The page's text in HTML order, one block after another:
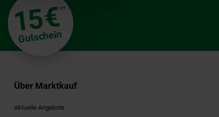
15€**
Gutschein
Über Marktkauf
Aktuelle Angebote